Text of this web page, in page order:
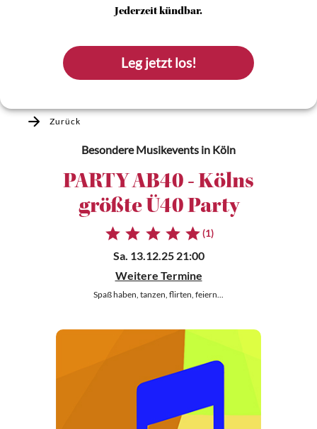
Jederzeit kündbar.
Leg jetzt los!
Zurück
Besondere Musikevents in Köln
PARTY AB40 - Kölns
größte Ü40 Party
(1)
Sa. 13.12.25 21:00
Weitere Termine
Spaß haben, tanzen, flirten, feiern...